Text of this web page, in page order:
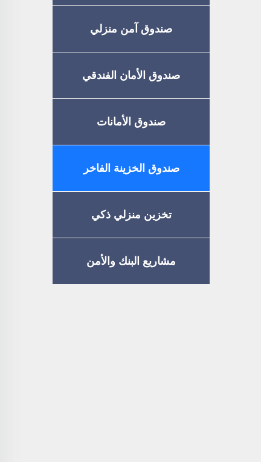
صندوق آمن منزلي
صندوق الأمان الفندقي
صندوق الأمانات
صندوق الخزينة الفاخر
تخزين منزلي ذكي
مشاريع البنك والأمن